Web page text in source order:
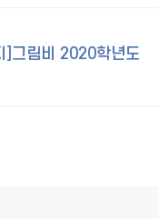
]그림비 2020학년도